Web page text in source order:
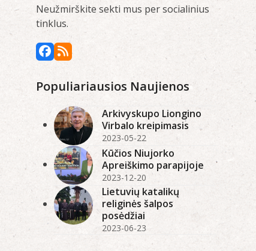
Neužmirškite sekti mus per socialinius
tinklus.
Facebook
RSS
Populiariausios Naujienos
Arkivyskupo Liongino
Virbalo kreipimasis
2023-05-22
Kūčios Niujorko
Apreiškimo parapijoje
2023-12-20
Lietuvių katalikų
religinės šalpos
posėdžiai
2023-06-23